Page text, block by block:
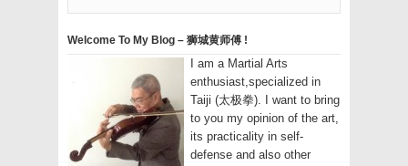
Welcome To My Blog – 狮城黄师傅 !
I am a Martial Arts
enthusiast,specialized in
Taiji (太极拳). I want to bring
to you my opinion of the art,
its practicality in self-
defense and also other